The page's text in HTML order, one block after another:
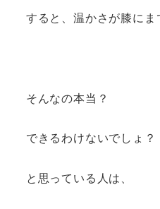
すると、温かさが膝にま
そんなの本当？
できるわけないでしょ？
と思っている人は、